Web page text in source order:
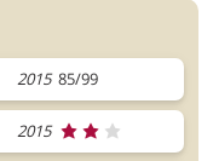
2015 85/99
2015